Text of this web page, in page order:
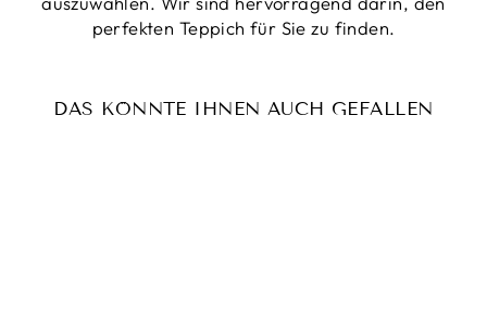
perfekten Teppich für Sie zu finden.
DAS KÖNNTE IHNEN AUCH GEFALLEN